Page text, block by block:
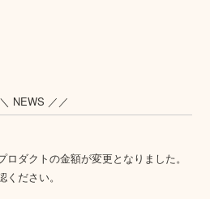
NEWS ／／
ダクトの金額が変更となりました。
ください。